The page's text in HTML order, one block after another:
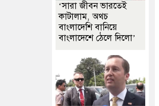
‘সারা জীবন ভারতেই
কাটালাম, অথচ
বাংলাদেশি বানিয়ে
বাংলাদেশে ঠেলে দিলো’